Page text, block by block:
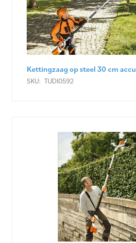
Kettingzaag op steel 30 cm accu
SKU: TUDI0592